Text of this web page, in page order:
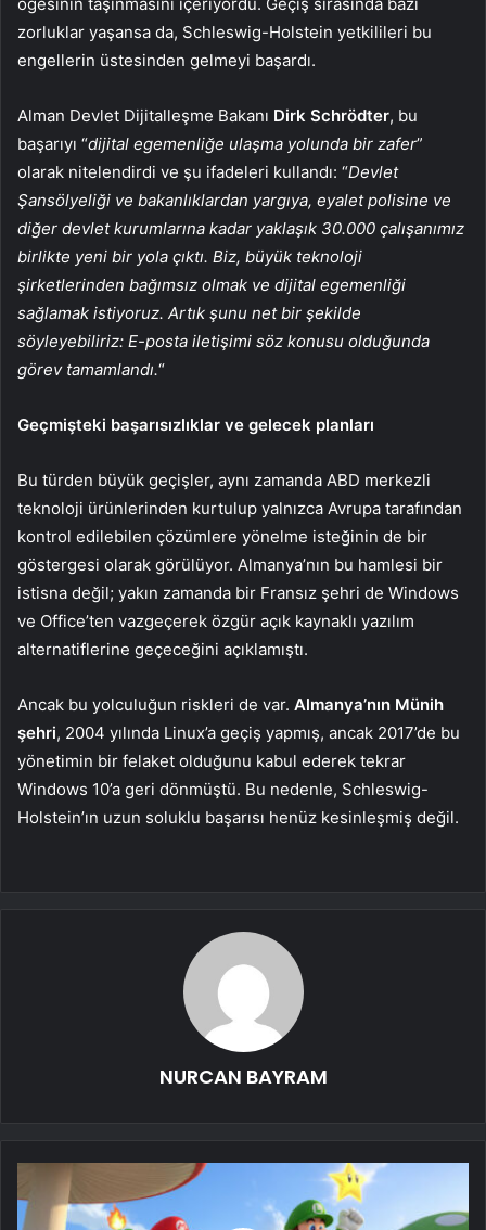
zorluklar yaşansa da, Schleswig-Holstein yetkilileri bu
engellerin üstesinden gelmeyi başardı.
Alman Devlet Dijitalleşme Bakanı Dirk Schrödter, bu
başarıyı “dijital egemenliğe ulaşma yolunda bir zafer”
olarak nitelendirdi ve şu ifadeleri kullandı: “Devlet
Şansölyeliği ve bakanlıklardan yargıya, eyalet polisine ve
diğer devlet kurumlarına kadar yaklaşık 30.000 çalışanımız
birlikte yeni bir yola çıktı. Biz, büyük teknoloji
şirketlerinden bağımsız olmak ve dijital egemenliği
sağlamak istiyoruz. Artık şunu net bir şekilde
söyleyebiliriz: E-posta iletişimi söz konusu olduğunda
görev tamamlandı.“
Geçmişteki başarısızlıklar ve gelecek planları
Bu türden büyük geçişler, aynı zamanda ABD merkezli
teknoloji ürünlerinden kurtulup yalnızca Avrupa tarafından
kontrol edilebilen çözümlere yönelme isteğinin de bir
göstergesi olarak görülüyor. Almanya’nın bu hamlesi bir
istisna değil; yakın zamanda bir Fransız şehri de Windows
ve Office’ten vazgeçerek özgür açık kaynaklı yazılım
alternatiflerine geçeceğini açıklamıştı.
Ancak bu yolculuğun riskleri de var. Almanya’nın Münih
şehri, 2004 yılında Linux’a geçiş yapmış, ancak 2017’de bu
yönetimin bir felaket olduğunu kabul ederek tekrar
Windows 10’a geri dönmüştü. Bu nedenle, Schleswig-
Holstein’ın uzun soluklu başarısı henüz kesinleşmiş değil.
NURCAN BAYRAM